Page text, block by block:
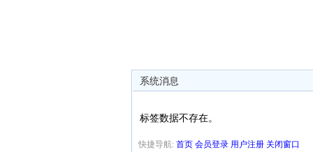
系统消息
标签数据不存在。
快捷导航: 首页 会员登录 用户注册 关闭窗口